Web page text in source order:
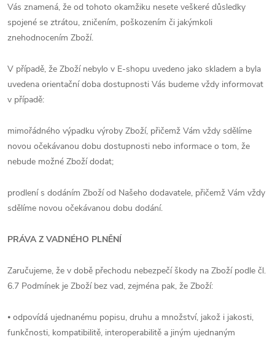
Vás znamená, že od tohoto okamžiku nesete veškeré důsledky
spojené se ztrátou, zničením, poškozením či jakýmkoli
znehodnocením Zboží.
V případě, že Zboží nebylo v E-shopu uvedeno jako skladem a byla
uvedena orientační doba dostupnosti Vás budeme vždy informovat
v případě:
mimořádného výpadku výroby Zboží, přičemž Vám vždy sdělíme
novou očekávanou dobu dostupnosti nebo informace o tom, že
nebude možné Zboží dodat;
prodlení s dodáním Zboží od Našeho dodavatele, přičemž Vám vždy
sdělíme novou očekávanou dobu dodání.
PRÁVA Z VADNÉHO PLNĚNÍ
Zaručujeme, že v době přechodu nebezpečí škody na Zboží podle čl.
6.7 Podmínek je Zboží bez vad, zejména pak, že Zboží:
⦁ odpovídá ujednanému popisu, druhu a množství, jakož i jakosti,
funkčnosti, kompatibilitě, interoperabilitě a jiným ujednaným